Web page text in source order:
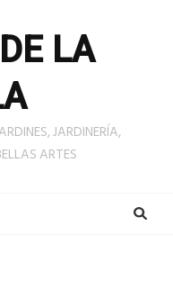
LA
JARDINERÍA,
ARTES